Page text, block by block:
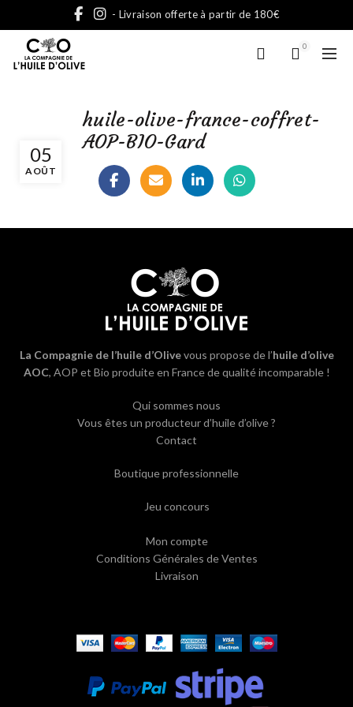
- Livraison offerte à partir de 180€
0
05
AOÛT
huile-olive-france-coffret-
AOP-BIO-Gard
La Compagnie de l’huile d’Olivevous propose de l’huile d’olive
AOC, AOP et Bio produite en France de qualité incomparable !
Qui sommes nous
Vous êtes un producteur d’huile d’olive ?
Contact
Boutique professionnelle
Jeu concours
Mon compte
Conditions Générales de Ventes
Livraison